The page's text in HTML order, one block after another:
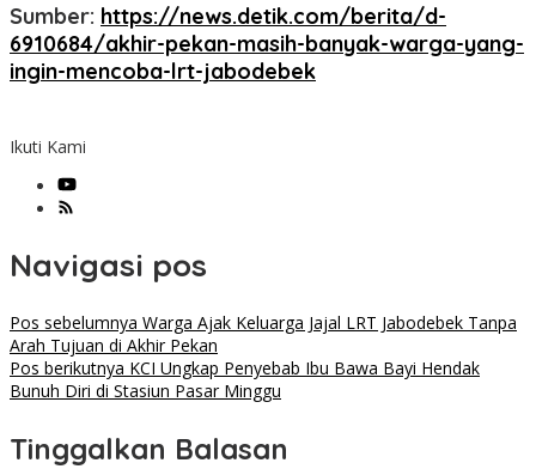
Sumber: https://news.detik.com/berita/d-
6910684/akhir-pekan-masih-banyak-warga-yang-
ingin-mencoba-lrt-jabodebek
Ikuti Kami
Navigasi pos
Pos sebelumnya Warga Ajak Keluarga Jajal LRT Jabodebek Tanpa
Arah Tujuan di Akhir Pekan
Pos berikutnya KCI Ungkap Penyebab Ibu Bawa Bayi Hendak
Bunuh Diri di Stasiun Pasar Minggu
Tinggalkan Balasan